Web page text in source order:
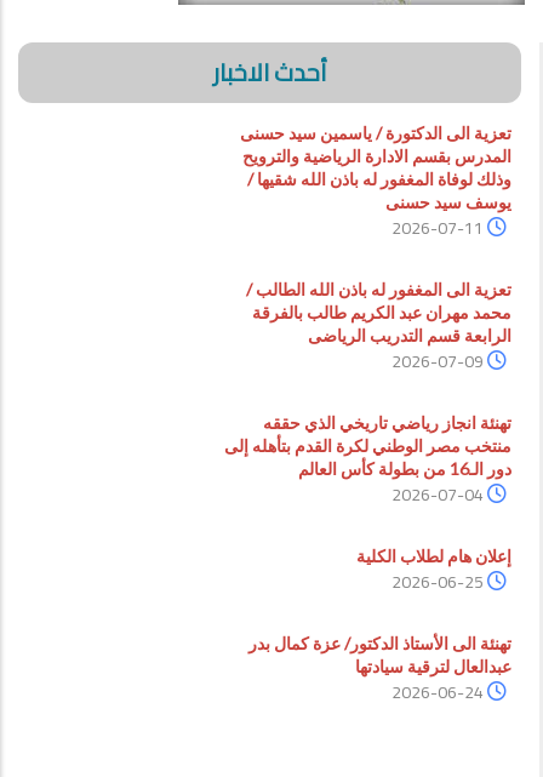
أحدث الاخبار
تعزية الى الدكتورة / ياسمين سيد حسنى
المدرس بقسم الادارة الرياضية والترويح
وذلك لوفاة المغفور له باذن الله شقيها /
يوسف سيد حسنى
2026-07-11
تعزية الى المغفور له باذن الله الطالب /
محمد مهران عبد الكريم طالب بالفرقة
الرابعة قسم التدريب الرياضى
2026-07-09
تهنئة انجاز رياضي تاريخي الذي حققه
منتخب مصر الوطني لكرة القدم بتأهله إلى
دور الـ16 من بطولة كأس العالم
2026-07-04
إعلان هام لطلاب الكلية
2026-06-25
تهنئة الى الأستاذ الدكتور/ عزة كمال بدر
عبدالعال لترقية سيادتها
2026-06-24